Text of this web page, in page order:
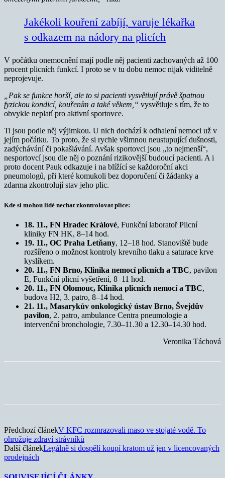
Jakékoli kouření zabíjí, varuje lékařka
s odkazem na nádory na plicích
V počátku onemocnění mají podle něj pacienti zachovaných až 100
procent plicních funkcí. I proto se v tu dobu nemoc nijak viditelně
neprojevuje.
„Pak se funkce horší, ale to si pacienti vysvětlují právě špatnou
fyzickou kondicí, kouřením a také věkem,“ vysvětluje s tím, že to
obvykle neplatí pro aktivní sportovce.
Ti jsou podle něj výjimkou. U nich dochází k odhalení nemoci už v
jejím počátku. To proto, že si rychle všimnou neustupující dušnosti,
zadýchávání či pokašlávání. Avšak sportovci jsou „to nejmenší“,
nesportovcí jsou dle něj o poznání rizikovější budoucí pacienti. A i
proto docent Pauk odkazuje i na blížící se každoroční akci
pneumologů, při které komukoli bez doporučení či žádanky a
zdarma zkontrolují stav jeho plic.
Kde si mohou lidé nechat zkontrolovat plíce:
18. 11., FN Hradec Králové, Funkční laboratoř Plicní
kliniky FN HK, 8–14 hod.
19. 11., OC Praha Letňany, 12–18 hod. Stanoviště bude
rozšířeno o možnost kontroly krevního tlaku a saturace krve
kyslíkem.
20. 11., FN Brno, Klinika nemocí plicních a TBC, pavilon
E, Funkční plicní vyšetření, 8–11 hod.
20. 11., FN Olomouc, Klinika plicních nemocí a TBC,
budova H2, 3. patro, 8–14 hod.
21. 11., Masarykův onkologický ústav Brno, Švejdův
pavilon, 2. patro, ambulance Centra pneumologie a
intervenční bronchologie, 7.30–11.30 a 12.30–14.30 hod.
Veronika Táchová
Předchozí článekV KFC rozmrazovali maso ve stojaté vodě. To
ohrožuje zdraví strávníků
Další článekLegálně si dospělí koupí kratom už jen v licencovaných
prodejnách